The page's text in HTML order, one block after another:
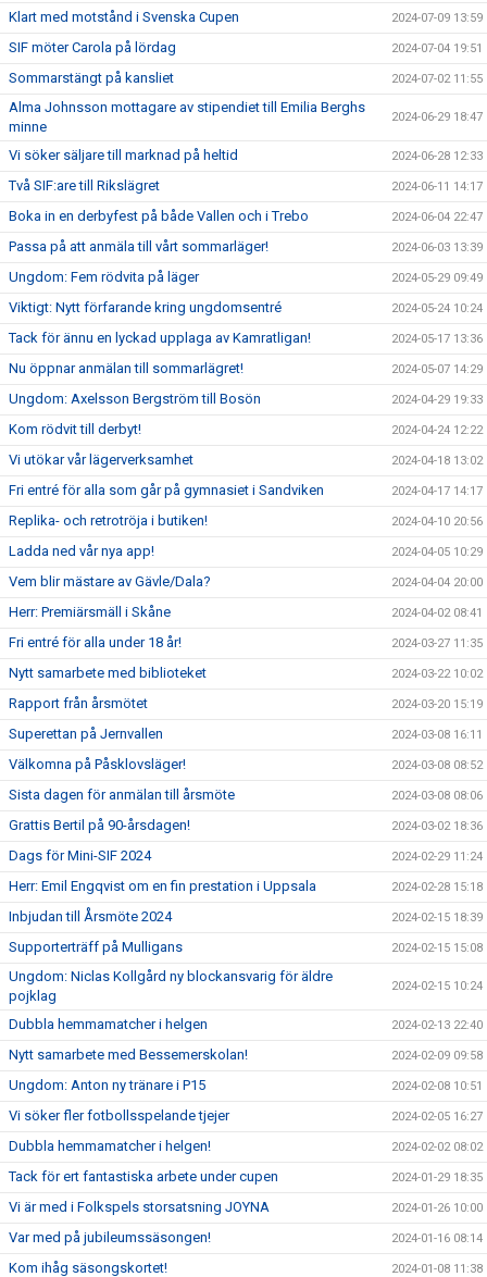
Klart med motstånd i Svenska Cupen 2024-07-09 13:59
SIF möter Carola på lördag 2024-07-04 19:51
Sommarstängt på kansliet 2024-07-02 11:55
Alma Johnsson mottagare av stipendiet till Emilia Berghs
minne
2024-06-29 18:47
Vi söker säljare till marknad på heltid 2024-06-28 12:33
Två SIF:are till Rikslägret 2024-06-11 14:17
Boka in en derbyfest på både Vallen och i Trebo 2024-06-04 22:47
Passa på att anmäla till vårt sommarläger! 2024-06-03 13:39
Ungdom: Fem rödvita på läger 2024-05-29 09:49
Viktigt: Nytt förfarande kring ungdomsentré 2024-05-24 10:24
Tack för ännu en lyckad upplaga av Kamratligan! 2024-05-17 13:36
Nu öppnar anmälan till sommarlägret! 2024-05-07 14:29
Ungdom: Axelsson Bergström till Bosön 2024-04-29 19:33
Kom rödvit till derbyt! 2024-04-24 12:22
Vi utökar vår lägerverksamhet 2024-04-18 13:02
Fri entré för alla som går på gymnasiet i Sandviken 2024-04-17 14:17
Replika- och retrotröja i butiken! 2024-04-10 20:56
Ladda ned vår nya app! 2024-04-05 10:29
Vem blir mästare av Gävle/Dala? 2024-04-04 20:00
Herr: Premiärsmäll i Skåne 2024-04-02 08:41
Fri entré för alla under 18 år! 2024-03-27 11:35
Nytt samarbete med biblioteket 2024-03-22 10:02
Rapport från årsmötet 2024-03-20 15:19
Superettan på Jernvallen 2024-03-08 16:11
Välkomna på Påsklovsläger! 2024-03-08 08:52
Sista dagen för anmälan till årsmöte 2024-03-08 08:06
Grattis Bertil på 90-årsdagen! 2024-03-02 18:36
Dags för Mini-SIF 2024 2024-02-29 11:24
Herr: Emil Engqvist om en fin prestation i Uppsala 2024-02-28 15:18
Inbjudan till Årsmöte 2024 2024-02-15 18:39
Supporterträff på Mulligans 2024-02-15 15:08
Ungdom: Niclas Kollgård ny blockansvarig för äldre
pojklag
2024-02-15 10:24
Dubbla hemmamatcher i helgen 2024-02-13 22:40
Nytt samarbete med Bessemerskolan! 2024-02-09 09:58
Ungdom: Anton ny tränare i P15 2024-02-08 10:51
Vi söker fler fotbollsspelande tjejer 2024-02-05 16:27
Dubbla hemmamatcher i helgen! 2024-02-02 08:02
Tack för ert fantastiska arbete under cupen 2024-01-29 18:35
Vi är med i Folkspels storsatsning JOYNA 2024-01-26 10:00
Var med på jubileumssäsongen! 2024-01-16 08:14
Kom ihåg säsongskortet! 2024-01-08 11:38